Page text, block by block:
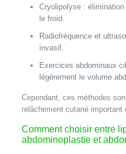
Cryolipolyse :
le froid.
Radiofréquence et
invasif.
Exercices abdominaux
légèrement le volume
Cependant, ces méthodes
relâchement cutané
Comment choisir entre
abdominoplastie et